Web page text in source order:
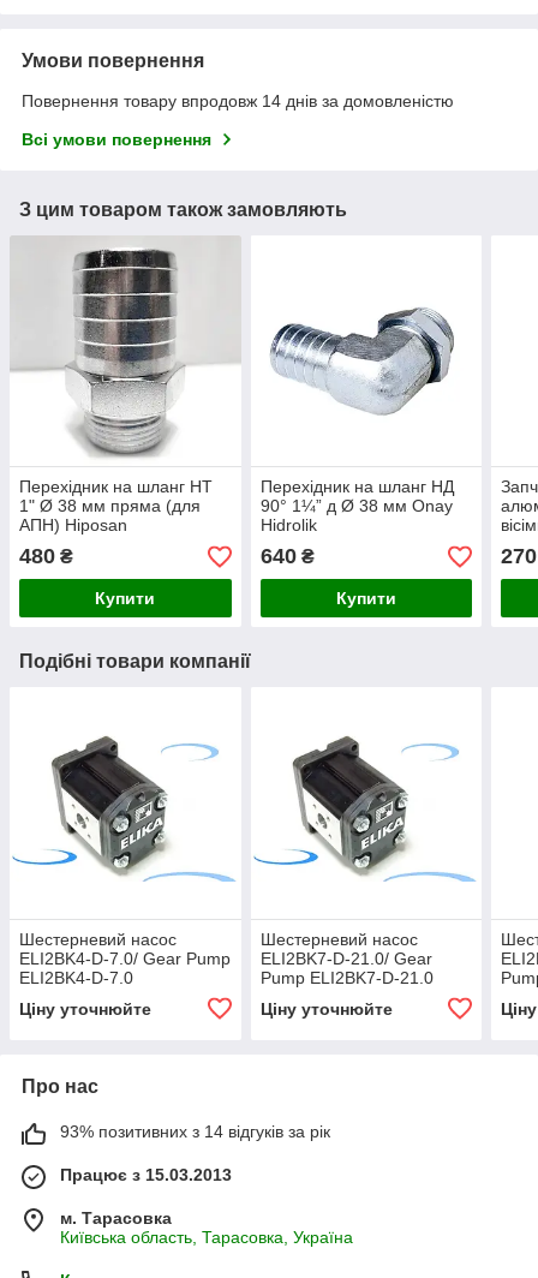
Умови повернення
Повернення товару впродовж 14 днів за домовленістю
Всі умови повернення
З цим товаром також замовляють
Перехідник на шланг НТ
1" Ø 38 мм пряма (для
АПН) Hiposan
480 ₴
Купити
Перехідник на шланг НД
90° 1¼” д Ø 38 мм Onay
Hidrolik
640₴
Купити
270
Подібні товари компанії
Шестерневий насос
ELI2BK4-D-7.0/ Gear Pump
ELI2BK4-D-7.0
Ціну уточнюйте
Шестерневий насос
ELI2BK7-D-21.0/ Gear
Pump ELI2BK7-D-21.0
Ціну уточнюйте
Про нас
93% позитивних з 14 відгуків за рік
Працює з 15.03.2013
м. Тарасовка
Київська область, Тарасовка, Україна